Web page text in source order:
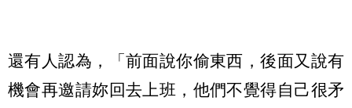
還有人認為，「前面說你偷東西，後面又說有
機會再邀請妳回去上班，他們不覺得自己很矛